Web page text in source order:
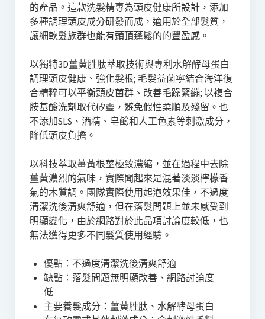
的產品。這款洗髮精專為頭皮健康所設計，添加
多種調理頭皮成分研發而成，適用於全部髮質，
讓細軟髮族群也能有頭頂蓬鬆的的豐盈感。
以獨特3D薑黃胜肽萃取技術與專利水解酵母蛋白
調理頭皮健康、強化髮根; 毛髮益菌寧結合海洋復
合精粹可以平衡頭皮菌群、改善毛躁緊繃; 以複合
胺基酸洗劑取代矽靈，避免假性柔順及殘留。也
不添加SLS、酒精、皂鹼和人工色素等刺激成分，
降低頭皮負擔。
以科技萃取薑黃根莖極致濃縮，並在過程中去除
薑黃濃烈的氣味，實際聞起來是混著淡淡檸檬香
氣的木質調。團隊實際使用起泡效果佳，不過度
清潔洗後清爽舒適，但在落髮問題上並未感受到
明顯變化，由於網路對於此品項討論度較低，也
無法獲得更多不同髮質使用經驗。
優點：不過度清潔洗後清爽舒適
缺點：落髮問題無明顯改善、網路討論度
低
主要養髮成分：薑黃胜肽、水解酵母蛋白